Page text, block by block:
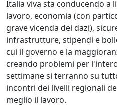
Italia viva sta conducendo a
lavoro, economia (con
grave vicenda dei dazi),
infrastrutture, stipendi e
cui il governo e la
creando problemi per
settimane si terranno su
incontri dei livelli regionali
meglio il lavoro.